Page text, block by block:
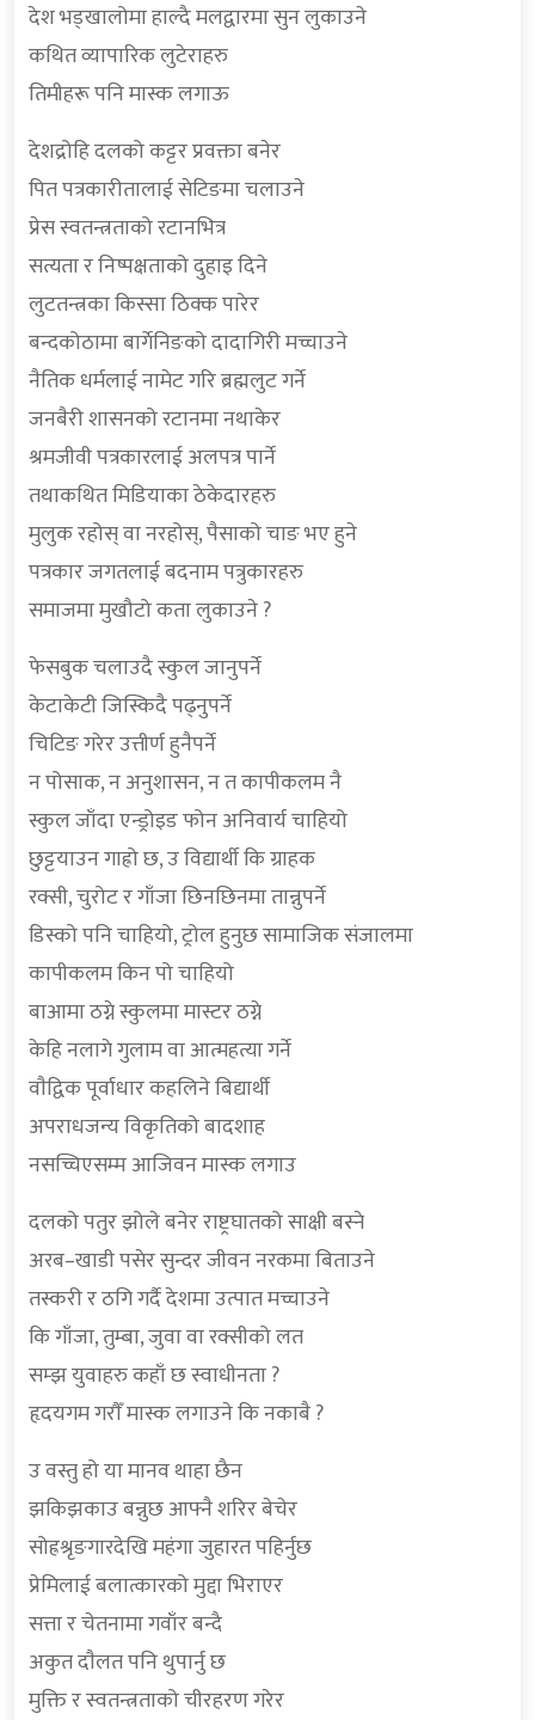
देश भड्खालोमा हाल्दै मलद्वारमा सुन लुकाउने
कथित व्यापारिक लुटेराहरु
तिमीहरू पनि मास्क लगाऊ
देशद्रोहि दलको कट्टर प्रवक्ता बनेर
पित पत्रकारीतालाई सेटिङमा चलाउने
प्रेस स्वतन्त्रताको रटानभित्र
सत्यता र निष्पक्षताको दुहाइ दिने
लुटतन्त्रका किस्सा ठिक्क पारेर
बन्दकोठामा बार्गेनिङको दादागिरी मच्चाउने
नैतिक धर्मलाई नामेट गरि ब्रह्मलुट गर्ने
जनबैरी शासनको रटानमा नथाकेर
श्रमजीवी पत्रकारलाई अलपत्र पार्ने
तथाकथित मिडियाका ठेकेदारहरु
मुलुक रहोस् वा नरहोस्, पैसाको चाङ भए हुने
पत्रकार जगतलाई बदनाम पत्रुकारहरु
समाजमा मुखौटो कता लुकाउने ?
फेसबुक चलाउदै स्कुल जानुपर्ने
केटाकेटी जिस्किदै पढ्नुपर्ने
चिटिङ गरेर उत्तीर्ण हुनैपर्ने
न पोसाक, न अनुशासन, न त कापीकलम नै
स्कुल जाँदा एन्ड्रोइड फोन अनिवार्य चाहियो
छुट्टयाउन गाह्रो छ, उ विद्यार्थी कि ग्राहक
रक्सी, चुरोट र गाँजा छिनछिनमा तान्नुपर्ने
डिस्को पनि चाहियो, ट्रोल हुनुछ सामाजिक संजालमा
कापीकलम किन पो चाहियो
बाआमा ठग्ने स्कुलमा मास्टर ठग्ने
केहि नलागे गुलाम वा आत्महत्या गर्ने
वाैद्विक पूर्वाधार कहलिने बिद्यार्थी
अपराधजन्य विकृतिको बादशाह
नसच्चिएसम्म आजिवन मास्क लगाउ
दलको पतुर झोले बनेर राष्ट्रघातको साक्षी बस्ने
अरब–खाडी पसेर सुन्दर जीवन नरकमा बिताउने
तस्करी र ठगि गर्दै देशमा उत्पात मच्चाउने
कि गाँजा, तुम्बा, जुवा वा रक्सीको लत
सम्झ युवाहरु कहाँ छ स्वाधीनता ?
हृदयगम गराैँ मास्क लगाउने कि नकाबै ?
उ वस्तु हो या मानव थाहा छैन
झकिझकाउ बन्नुछ आफ्नै शरिर बेचेर
सोह्रश्रृङगारदेखि महंगा जुहारत पहिर्नुछ
प्रेमिलाई बलात्कारको मुद्दा भिराएर
सत्ता र चेतनामा गवाँर बन्दै
अकुत दाैलत पनि थुपार्नु छ
मुक्ति र स्वतन्त्रताको चीरहरण गरेर